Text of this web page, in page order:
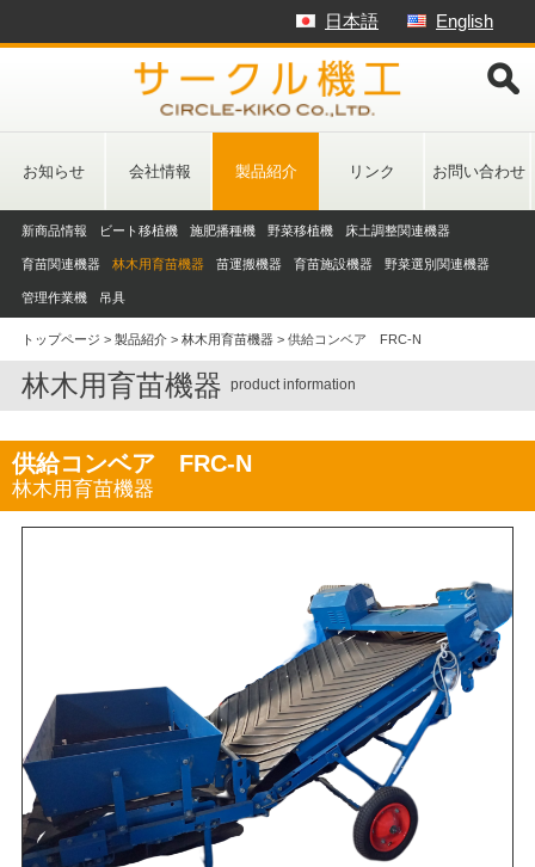
Skip
to
content
English
日本語
お知らせ 会社情報 製品紹介 リンク お問い合わせ
新商品情報 ビート移植機 施肥播種機 野菜移植機 床土調整関連機器
育苗関連機器 林木用育苗機器 苗運搬機器 育苗施設機器 野菜選別関連機器
管理作業機 吊具
トップページ > 製品紹介> 林木用育苗機器> 供給コンベア FRC-N
林木用育苗機器 product information
供給コンベア FRC-N
林木用育苗機器